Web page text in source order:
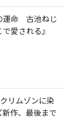
運命 古池ねじ
愛される』
リムゾンに染
作、最後まで